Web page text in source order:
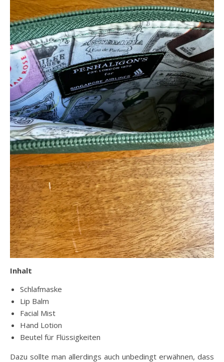
Inhalt
Schlafmaske
Lip Balm
Facial Mist
Hand Lotion
Beutel für Flüssigkeiten
Dazu sollte man allerdings auch unbedingt erwähnen, dass